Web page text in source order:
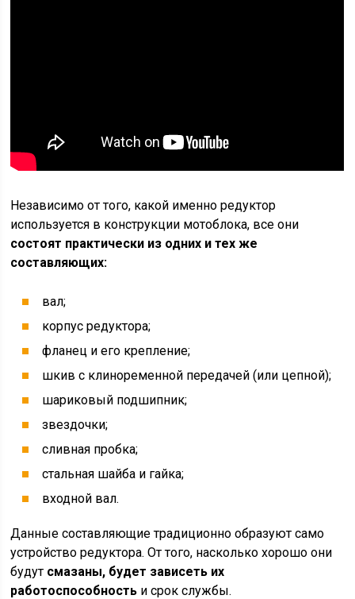
Независимо от того, какой именно редуктор
используется в конструкции мотоблока, все они
состоят практически из одних и тех же
составляющих:
вал;
корпус редуктора;
фланец и его крепление;
шкив с клиноременной передачей (или цепной);
шариковый подшипник;
звездочки;
сливная пробка;
стальная шайба и гайка;
входной вал.
Данные составляющие традиционно образуют само
устройство редуктора. От того, насколько хорошо они
будут смазаны, будет зависеть их
работоспособность и срок службы.